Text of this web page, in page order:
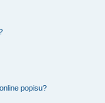
popisu?